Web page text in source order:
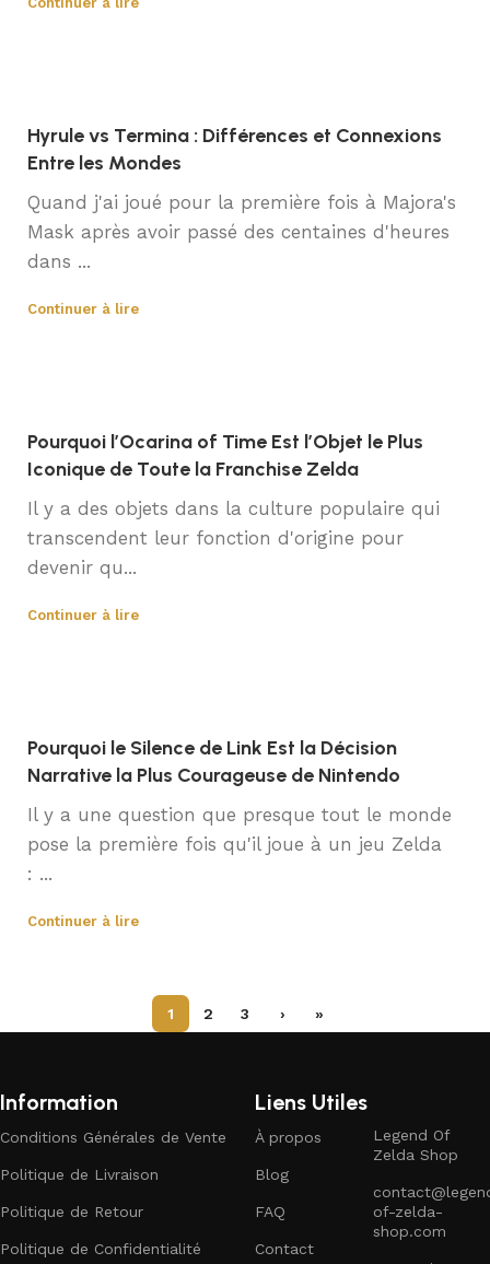
Hyrule vs Termina : Différences et Connexions
Entre les Mondes
Quand j'ai joué pour la première fois à Majora's
Mask après avoir passé des centaines d'heures
dans ...
Continuer à lire
Pourquoi l’Ocarina of Time Est l’Objet le Plus
Iconique de Toute la Franchise Zelda
Il y a des objets dans la culture populaire qui
transcendent leur fonction d'origine pour
devenir qu...
Continuer à lire
Pourquoi le Silence de Link Est la Décision
Narrative la Plus Courageuse de Nintendo
Il y a une question que presque tout le monde
pose la première fois qu'il joue à un jeu Zelda
: ...
Continuer à lire
1 2 3 › »
Information
Conditions Générales de Vente
Politique de Livraison
Politique de Retour
Politique de Confidentialité
Liens Utiles
À propos
Blog
FAQ
Contact
Legend Of
Zelda Shop
of-zelda-
shop.com